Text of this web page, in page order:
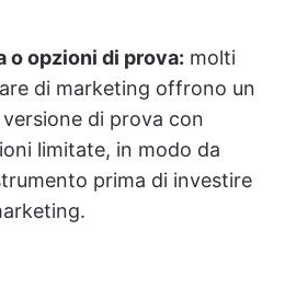
o opzioni di prova: molti
di marketing offrono un
di prova con
limitate, in modo da
prima di investire